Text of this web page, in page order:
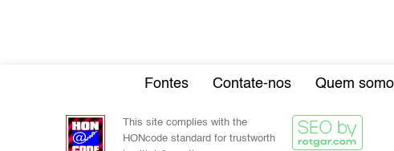
Fontes Contate-nos Quem
This site complies with the
HONcode standard for trustworth